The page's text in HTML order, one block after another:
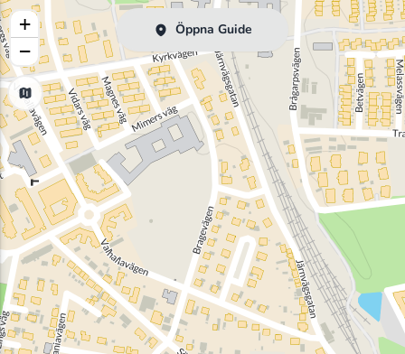
Öppna Guide
+
−